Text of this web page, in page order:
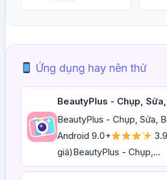
Ứng dụng hay nên thử
BeautyPlus - Chụp,
BeautyPlus - Chụp, Sửa,
Android 9.0+
giá)BeautyPlus - Chụp,...